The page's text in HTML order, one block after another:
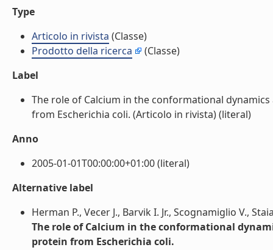
Type
Articolo in rivista (Classe)
Prodotto della ricerca
(Classe)
Label
The role of Calcium in the conformational
from Escherichia coli. (Articolo in rivista) (literal)
Anno
2005-01-01T00:00:00+01:00 (literal)
Alternative label
Herman P., Vecer J., Barvik I. Jr., Scognamiglio V.,
The role of Calcium in the conformational
protein from Escherichia coli.